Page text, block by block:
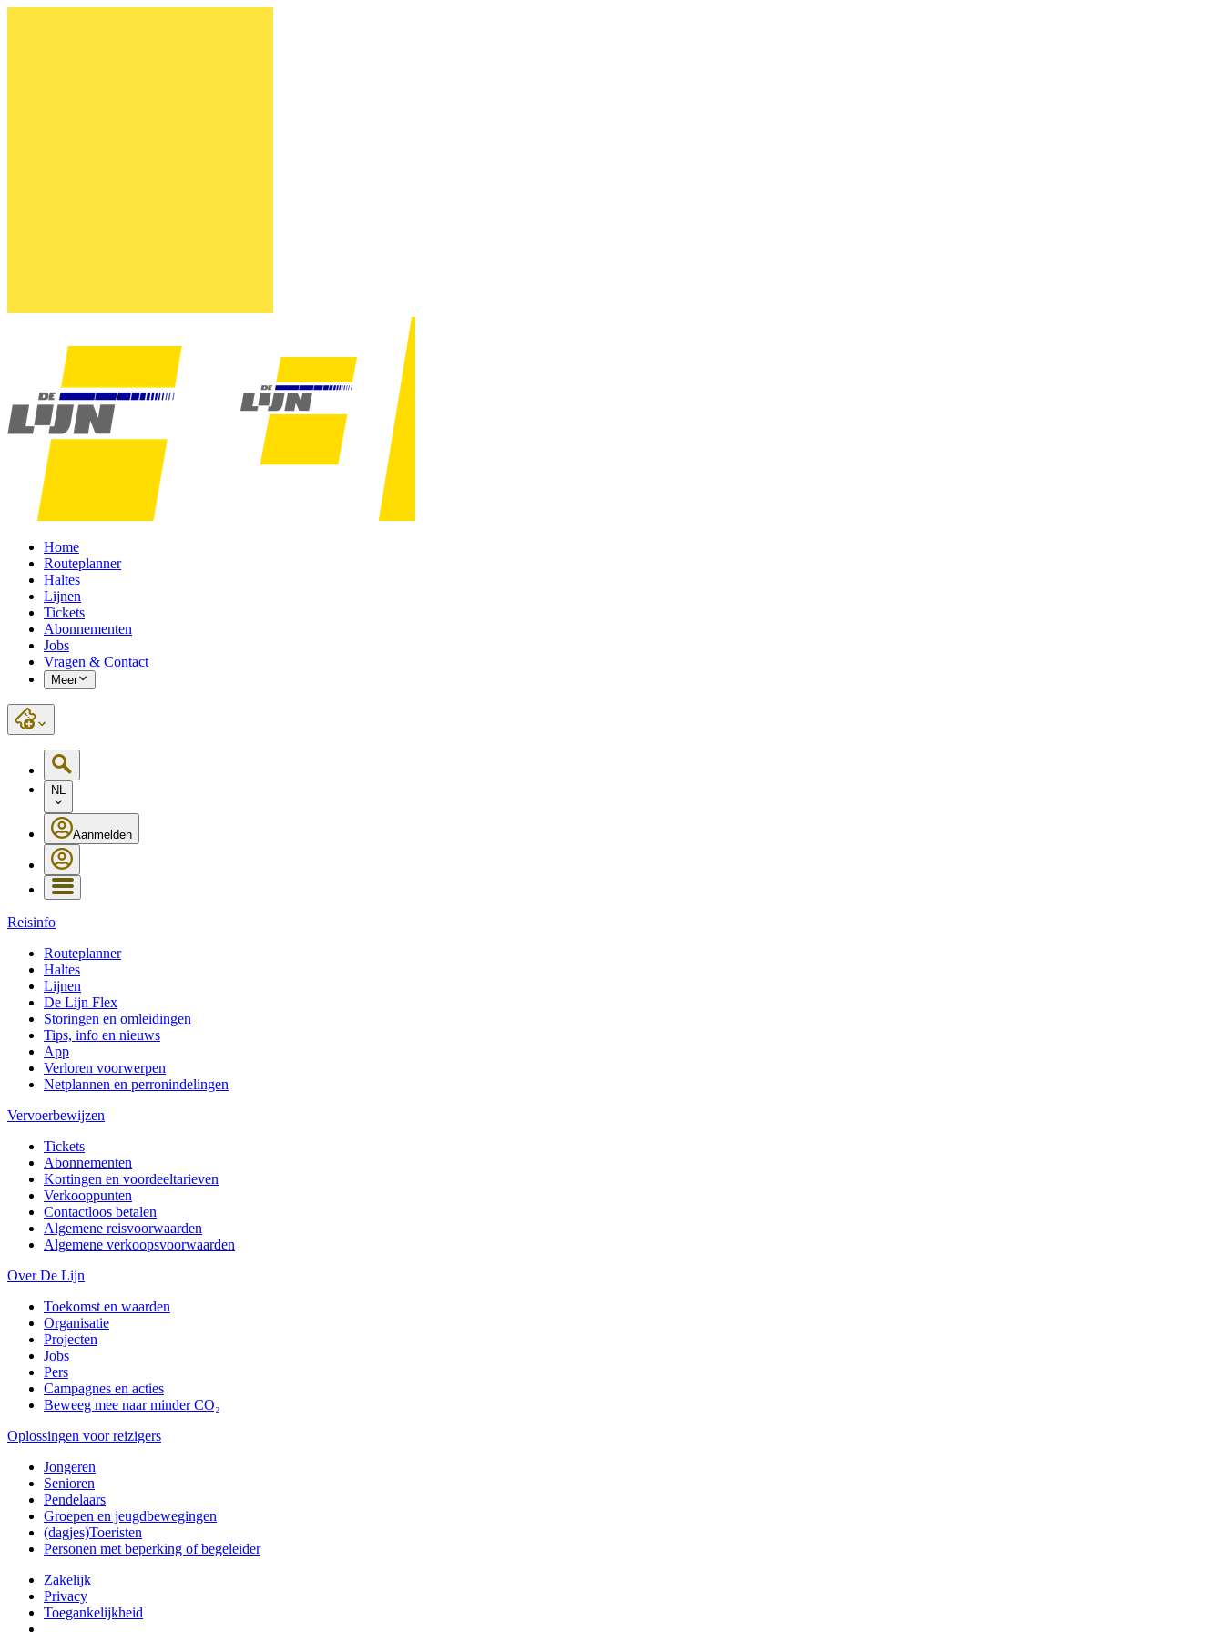
Home
Routeplanner
Haltes
Lijnen
Tickets
Abonnementen
Jobs
Vragen & Contact
Meer
NL
Aanmelden
Reisinfo
Routeplanner
Haltes
Lijnen
De Lijn Flex
Storingen en omleidingen
Tips, info en nieuws
App
Verloren voorwerpen
Netplannen en perronindelingen
Vervoerbewijzen
Tickets
Abonnementen
Kortingen en voordeeltarieven
Verkooppunten
Contactloos betalen
Algemene reisvoorwaarden
Algemene verkoopsvoorwaarden
Over De Lijn
Toekomst en waarden
Organisatie
Projecten
Jobs
Pers
Campagnes en acties
Beweeg mee naar minder CO₂
Oplossingen voor reizigers
Jongeren
Senioren
Pendelaars
Groepen en jeugdbewegingen
(dagjes)Toeristen
Personen met beperking of begeleider
Zakelijk
Privacy
Toegankelijkheid